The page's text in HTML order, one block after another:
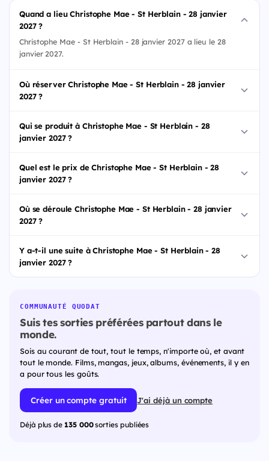
Quand a lieu Christophe Mae - St Herblain - 28 janvier
2027 ?
Christophe Mae - St Herblain - 28 janvier 2027 a lieu le 28
janvier 2027.
Où réserver Christophe Mae - St Herblain - 28 janvier
2027 ?
Qui se produit à Christophe Mae - St Herblain - 28
janvier 2027 ?
Quel est le prix de Christophe Mae - St Herblain - 28
janvier 2027 ?
Où se déroule Christophe Mae - St Herblain - 28 janvier
2027 ?
Y a-t-il une suite à Christophe Mae - St Herblain - 28
janvier 2027 ?
COMMUNAUTÉ QUODAT
Suis tes sorties préférées partout dans le
monde.
Sois au courant de tout, tout le temps, n'importe où, et avant
tout le monde. Films, mangas, jeux, albums, événements, il y en
a pour tous les goûts.
Créer un compte gratuit J'ai déjà un compte
Déjà plus de 135 000sorties publiées